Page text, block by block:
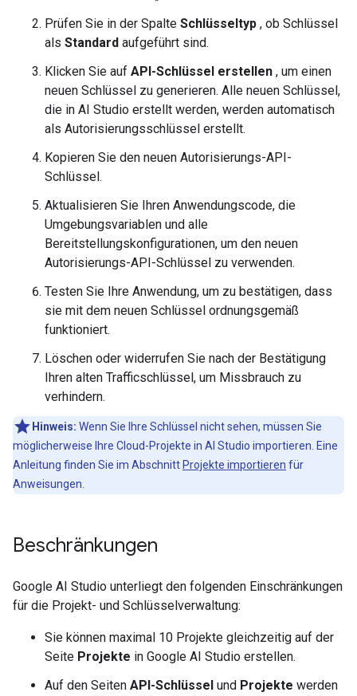
Prüfen Sie in der Spalte Schlüsseltyp , ob Schlüssel
als Standard aufgeführt sind.
Klicken Sie auf API-Schlüssel erstellen , um einen
neuen Schlüssel zu generieren. Alle neuen Schlüssel,
die in AI Studio erstellt werden, werden automatisch
als Autorisierungsschlüssel erstellt.
Kopieren Sie den neuen Autorisierungs-API-
Schlüssel.
Aktualisieren Sie Ihren Anwendungscode, die
Umgebungsvariablen und alle
Bereitstellungskonfigurationen, um den neuen
Autorisierungs-API-Schlüssel zu verwenden.
Testen Sie Ihre Anwendung, um zu bestätigen, dass
sie mit dem neuen Schlüssel ordnungsgemäß
funktioniert.
Löschen oder widerrufen Sie nach der Bestätigung
Ihren alten Trafficschlüssel, um Missbrauch zu
verhindern.
Hinweis: Wenn Sie Ihre Schlüssel nicht sehen, müssen Sie
möglicherweise Ihre Cloud-Projekte in AI Studio importieren. Eine
Anleitung finden Sie im Abschnitt Projekte importieren für
Anweisungen.
Beschränkungen
Google AI Studio unterliegt den folgenden Einschränkungen
für die Projekt- und Schlüsselverwaltung:
Sie können maximal 10 Projekte gleichzeitig auf der
Seite Projekte in Google AI Studio erstellen.
Auf den Seiten API-Schlüssel und Projekte werden